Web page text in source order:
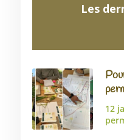
Les
12